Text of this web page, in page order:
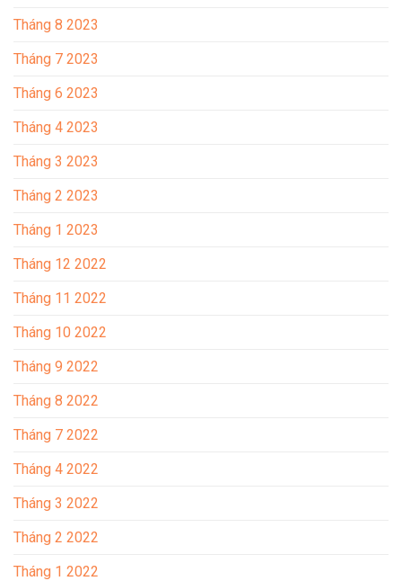
Tháng 8 2023
Tháng 7 2023
Tháng 6 2023
Tháng 4 2023
Tháng 3 2023
Tháng 2 2023
Tháng 1 2023
Tháng 12 2022
Tháng 11 2022
Tháng 10 2022
Tháng 9 2022
Tháng 8 2022
Tháng 7 2022
Tháng 4 2022
Tháng 3 2022
Tháng 2 2022
Tháng 1 2022